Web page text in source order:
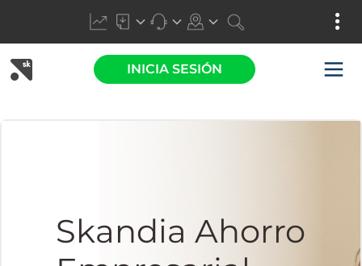
INICIA SESIÓN
Skandia Ahorro